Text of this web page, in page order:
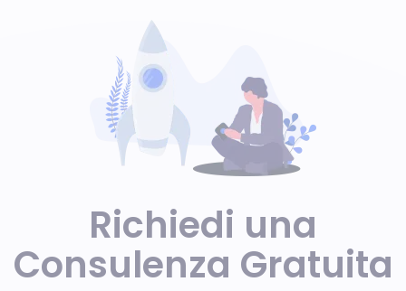
Richiedi una
Consulenza Gratuita